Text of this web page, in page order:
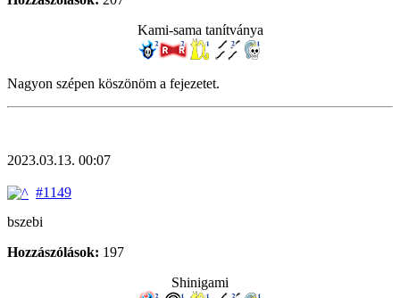
Kami-sama tanítványa
Nagyon szépen köszönöm a fejezetet.
2023.03.13. 00:07
#1149
bszebi
Hozzászólások: 197
Shinigami